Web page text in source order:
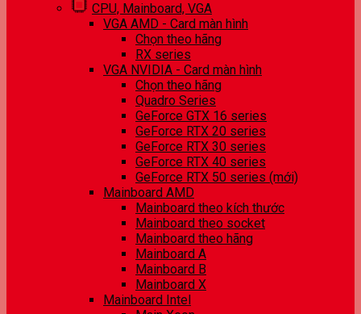
CPU, Mainboard, VGA
VGA AMD - Card màn hình
Chọn theo hãng
RX series
VGA NVIDIA - Card màn hình
Chọn theo hãng
Quadro Series
GeForce GTX 16 series
GeForce RTX 20 series
GeForce RTX 30 series
GeForce RTX 40 series
GeForce RTX 50 series (mới)
Mainboard AMD
Mainboard theo kích thước
Mainboard theo socket
Mainboard theo hãng
Mainboard A
Mainboard B
Mainboard X
Mainboard Intel